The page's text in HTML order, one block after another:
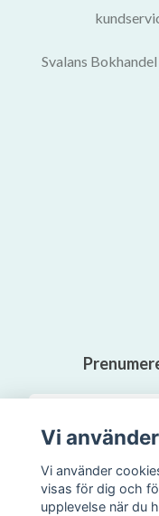
Svalans
Vi
Vi använder
visas för dig och
upplevelse när du